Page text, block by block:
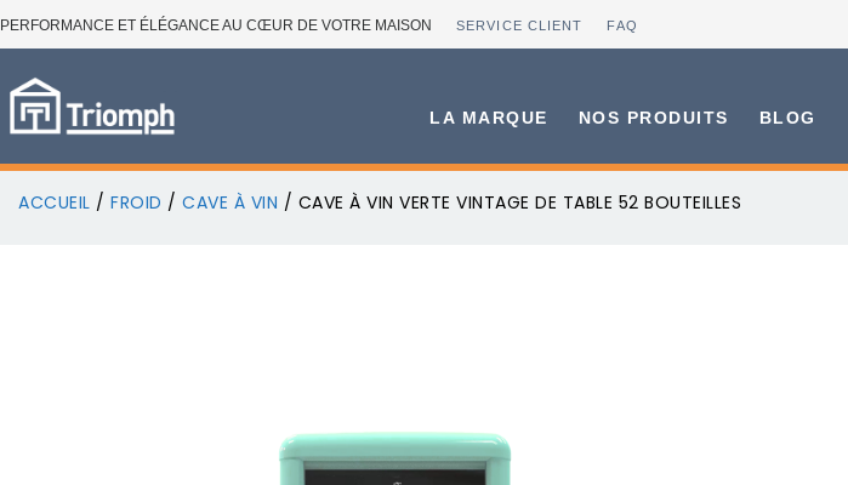
PERFORMANCE ET ÉLÉGANCE AU CŒUR DE VOTRE MAISON SERVICE CLIENT FAQ
LA MARQUE NOS PRODUITS BLOG
ACCUEIL / FROID / CAVE À VIN / CAVE À VIN VERTE VINTAGE DE TABLE 52 BOUTEILLES